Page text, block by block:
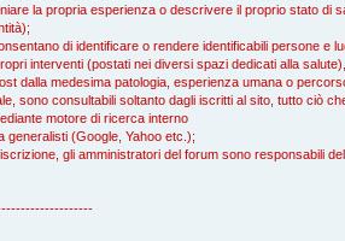
la propria esperienza o descrivere il proprio stato di
di identificare o rendere identificabili persone e
interventi (postati nei diversi spazi dedicati alla
dalla medesima patologia, esperienza umana o
sono consultabili soltanto dagli iscritti al sito, tutto ciò
motore di ricerca interno
generalisti (Google, Yahoo etc.);
gli amministratori del forum sono responsabili